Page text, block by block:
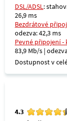
DSL/ADSL:
26,9 ms
Bezdrátové
odezva: 42,3 ms
Pevné připojení
83,9 Mb/s |
Dostupnost v
4.3